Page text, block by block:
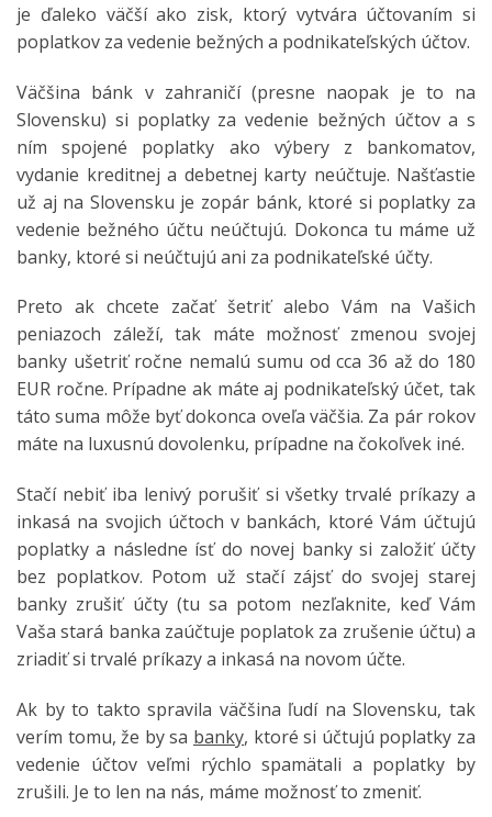
je ďaleko väčší ako zisk, ktorý vytvára účtovaním si
poplatkov za vedenie bežných a podnikateľských účtov.
Väčšina bánk v zahraničí (presne naopak je to na
Slovensku) si poplatky za vedenie bežných účtov a s
ním spojené poplatky ako výbery z bankomatov,
vydanie kreditnej a debetnej karty neúčtuje. Našťastie
už aj na Slovensku je zopár bánk, ktoré si poplatky za
vedenie bežného účtu neúčtujú. Dokonca tu máme už
banky, ktoré si neúčtujú ani za podnikateľské účty.
Preto ak chcete začať šetriť alebo Vám na Vašich
peniazoch záleží, tak máte možnosť zmenou svojej
banky ušetriť ročne nemalú sumu od cca 36 až do 180
EUR ročne. Prípadne ak máte aj podnikateľský účet, tak
táto suma môže byť dokonca oveľa väčšia. Za pár rokov
máte na luxusnú dovolenku, prípadne na čokoľvek iné.
Stačí nebiť iba lenivý porušiť si všetky trvalé príkazy a
inkasá na svojich účtoch v bankách, ktoré Vám účtujú
poplatky a následne ísť do novej banky si založiť účty
bez poplatkov. Potom už stačí zájsť do svojej starej
banky zrušiť účty (tu sa potom nezľaknite, keď Vám
Vaša stará banka zaúčtuje poplatok za zrušenie účtu) a
zriadiť si trvalé príkazy a inkasá na novom účte.
Ak by to takto spravila väčšina ľudí na Slovensku, tak
verím tomu, že by sa banky, ktoré si účtujú poplatky za
vedenie účtov veľmi rýchlo spamätali a poplatky by
zrušili. Je to len na nás, máme možnosť to zmeniť.